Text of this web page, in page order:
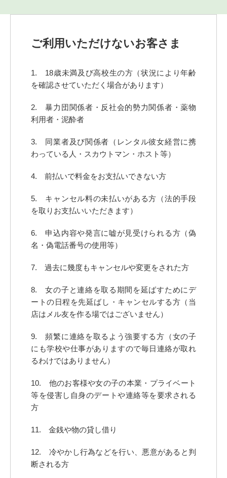
ご利用いただけないお客さま
1. 18歳未満及び高校生の方（状況により年齢
を確認させていただく場合があります）
2. 暴力団関係者・反社会的勢力関係者・薬物
利用者・泥酔者
3. 同業者及び関係者（レンタル彼女経営に携
わっている人・スカウトマン・ホスト等）
4. 前払いで料金をお支払いできない方
5. キャンセル料の未払いがある方（法的手段
を取りお支払いいただきます）
6. 申込内容や発言に嘘が見受けられる方（偽
名・偽電話番号の使用等）
7. 過去に幾度もキャンセルや変更をされた方
8. 女の子と連絡を取る期間を延ばすためにデ
ートの日程を先延ばし・キャンセルする方（当
店はメル友を作る場ではございません）
9. 頻繁に連絡を取るよう強要する方（女の子
にも学校や仕事がありますので毎日連絡が取れ
るわけではありません）
10. 他のお客様や女の子の本業・プライベート
等を侵害し自身のデートや連絡等を要求される
方
11. 金銭や物の貸し借り
12. 冷やかし行為などを行い、悪意があると判
断される方